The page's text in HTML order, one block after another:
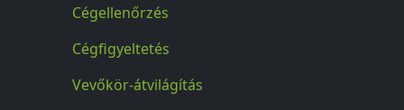
Cégellenőrzés
Cégfigyeltetés
Vevőkör-átvilágítás